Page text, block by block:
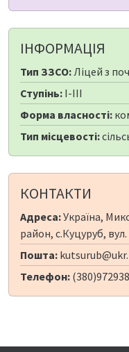
ІНФОРМАЦІЯ
Тип ЗЗСО:Ліцей з
Ступінь: I-III
Форма власності:
Тип місцевості:
КОНТАКТИ
Адреса:Україна,
район, с.Куцуруб,
Пошта:
Телефон: